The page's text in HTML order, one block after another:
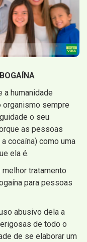
humanidade
sempre
o seu
as pessoas
cocaína) como uma
ela é.
melhor tratamento
para pessoas
abusivo dela a
de todo o
de se elaborar um